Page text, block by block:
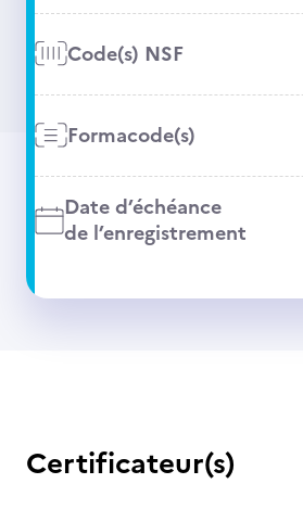
Code(s) NSF
Formacode(s)
Date d’échéance
de l’enregistrement
Certificateur(s)